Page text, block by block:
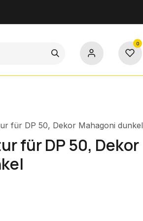
0
für DP 50, Dekor Mahagoni dunkel
für DP 50, Dekor